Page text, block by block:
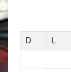
D
L